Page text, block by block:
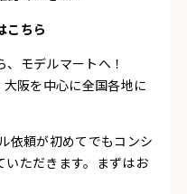
こちら
モデルマートへ！
阪を中心に全国各地に
依頼が初めてでもコンシ
いただきます。まずはお